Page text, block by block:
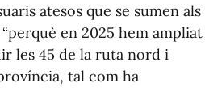
atesos que se sumen als
en 2025 hem ampliat
les 45 de la ruta nord i
tal com ha